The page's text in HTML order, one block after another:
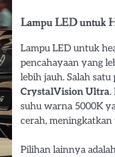
Lampu LED untuk
Lampu LED untuk
pencahayaan yang
lebih jauh. Salah
CrystalVision Ultra.
suhu warna 5000K
cerah, meningkatkan
Pilihan lainnya